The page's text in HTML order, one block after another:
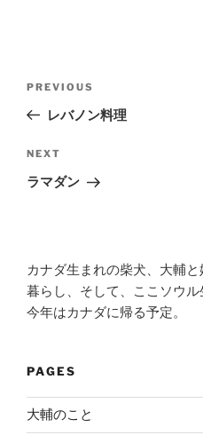
Previous
Post
PREVIOUS
レバノン料理
Next
Post
NEXT
ラマダン
カナダ生まれの柴犬、大輔
暮らし、そして、ここソウル
今年はカナダに帰る予定。
PAGES
大輔のこと